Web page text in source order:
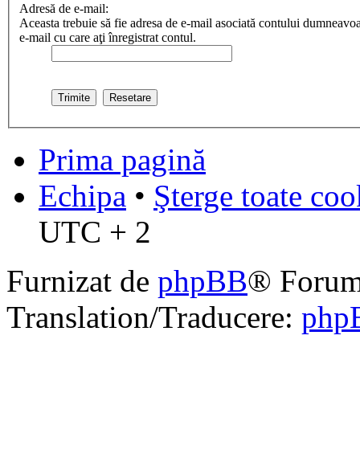
Adresă de e-mail:
Aceasta trebuie să fie adresa de e-mail asociată contului
e-mail cu care aţi înregistrat contul.
Prima pagină
Echipa • Şterge toate
UTC + 2
Furnizat de phpBB®
Translation/Traducere: